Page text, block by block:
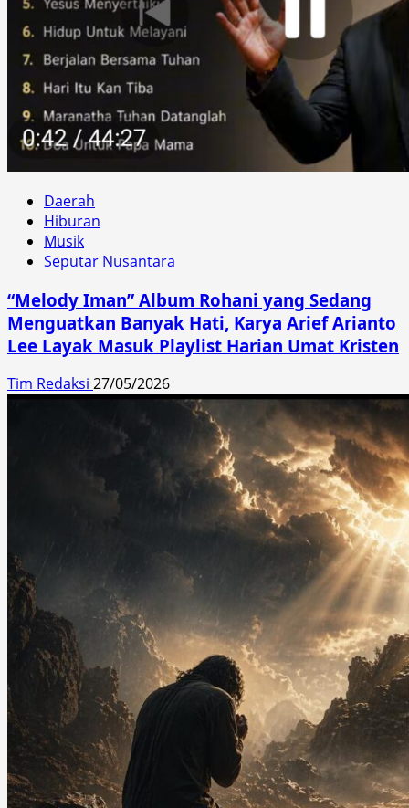
Daerah
Hiburan
Musik
Seputar Nusantara
“Melody Iman” Album Rohani yang Sedang
Menguatkan Banyak Hati, Karya Arief Arianto
Lee Layak Masuk Playlist Harian Umat Kristen
Tim Redaksi 27/05/2026